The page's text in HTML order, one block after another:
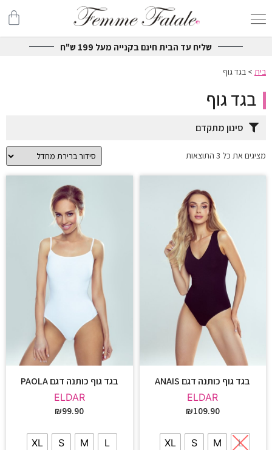
שליח עד הבית חינם בקנייה מעל 199 ש"ח
בית > בגד גוף
בגד גוף
סינון מתקדם
מציגים את כל ⁦3⁩ התוצאות
בגד גוף כותנה דגם ANAIS
ELDAR
₪109.90
L
M
S
XL
בגד גוף כותנה דגם PAOLA
ELDAR
₪99.90
L
M
S
XL